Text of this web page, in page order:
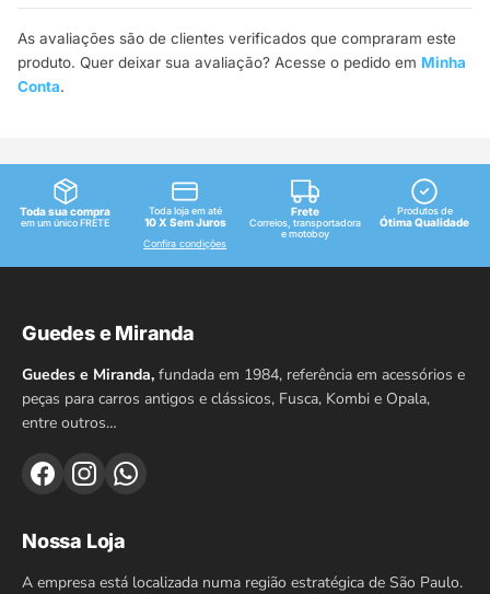
As avaliações são de clientes verificados que compraram este
produto. Quer deixar sua avaliação? Acesse o pedido em Minha
Conta.
Toda sua compra
em um único FRETE
Toda loja em até
10 X Sem Juros
Confira condições
Frete
Correios, transportadora
e motoboy
Produtos de
Ótima Qualidade
Guedes e Miranda
Guedes e Miranda, fundada em 1984, referência em acessórios e
peças para carros antigos e clássicos, Fusca, Kombi e Opala,
entre outros…
Nossa Loja
A empresa está localizada numa região estratégica de São Paulo.